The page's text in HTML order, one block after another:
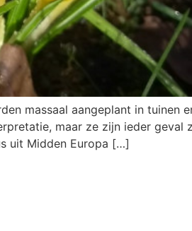
massaal aangeplant in tuinen
maar ze zijn ieder geval
uit Midden Europa […]